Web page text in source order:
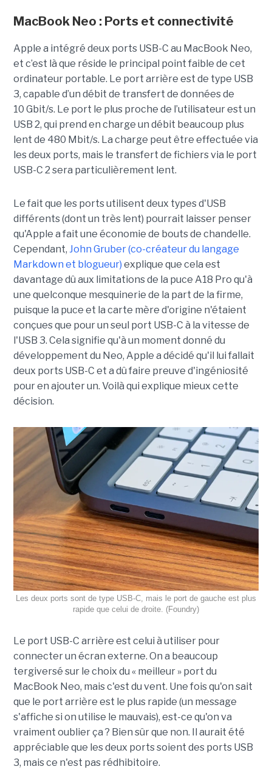
MacBook Neo : Ports et connectivité
Apple a intégré deux ports USB-C au MacBook Neo,
et c’est là que réside le principal point faible de cet
ordinateur portable. Le port arrière est de type USB
3, capable d’un débit de transfert de données de
10 Gbit/s. Le port le plus proche de l’utilisateur est un
USB 2, qui prend en charge un débit beaucoup plus
lent de 480 Mbit/s. La charge peut être effectuée via
les deux ports, mais le transfert de fichiers via le port
USB-C 2 sera particulièrement lent.
Le fait que les ports utilisent deux types d'USB
différents (dont un très lent) pourrait laisser penser
qu'Apple a fait une économie de bouts de chandelle.
Cependant, John Gruber (co-créateur du langage
Markdown et blogueur) explique que cela est
davantage dû aux limitations de la puce A18 Pro qu'à
une quelconque mesquinerie de la part de la firme,
puisque la puce et la carte mère d'origine n'étaient
conçues que pour un seul port USB-C à la vitesse de
l'USB 3. Cela signifie qu'à un moment donné du
développement du Neo, Apple a décidé qu'il lui fallait
deux ports USB-C et a dû faire preuve d'ingéniosité
pour en ajouter un. Voilà qui explique mieux cette
décision.
Les deux ports sont de type USB-C, mais le port de gauche est plus
rapide que celui de droite. (Foundry)
Le port USB-C arrière est celui à utiliser pour
connecter un écran externe. On a beaucoup
tergiversé sur le choix du « meilleur » port du
MacBook Neo, mais c'est du vent. Une fois qu'on sait
que le port arrière est le plus rapide (un message
s'affiche si on utilise le mauvais), est-ce qu'on va
vraiment oublier ça ? Bien sûr que non. Il aurait été
appréciable que les deux ports soient des ports USB
3, mais ce n'est pas rédhibitoire.